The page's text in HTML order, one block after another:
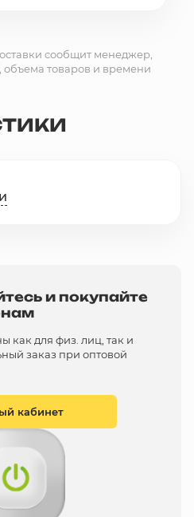
сообщит менеджер,
объема товаров и времени
и покупайте
как для физ. лиц, так и
заказ при оптовой
кабинет